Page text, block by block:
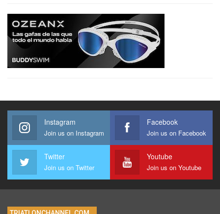
Instagram
Join us on Instagram
Facebook
Join us on Facebook
Twitter
Join us on Twitter
Youtube
Join us on Youtube